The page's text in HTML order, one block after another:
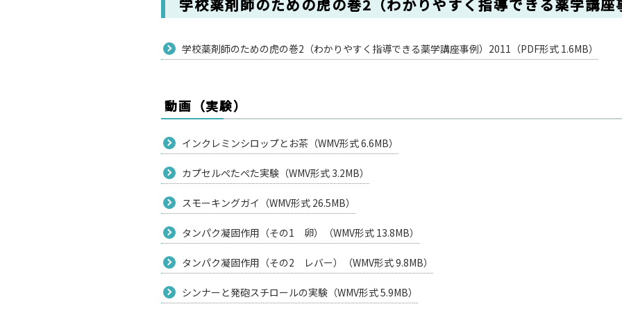
学校薬剤師のための虎の巻2（わかりやすく指導できる薬学講座
学校薬剤師のための虎の巻2（わかりやすく指導できる薬学講座事例）2011（PDF形式 1.6MB）
動画（実験）
インクレミンシロップとお茶（WMV形式 6.6MB）
カプセルぺたぺた実験（WMV形式 3.2MB）
スモーキングガイ（WMV形式 26.5MB）
タンパク凝固作用（その1 卵）（WMV形式 13.8MB）
タンパク凝固作用（その2 レバー）（WMV形式 9.8MB）
シンナーと発砲スチロールの実験（WMV形式 5.9MB）